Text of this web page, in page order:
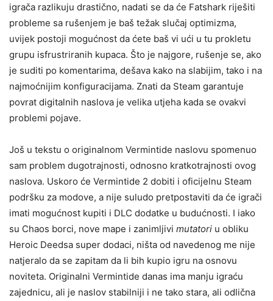
igrača razlikuju drastično, nadati se da će Fatshark riješiti
probleme sa rušenjem je baš težak slučaj optimizma,
uvijek postoji mogućnost da ćete baš vi ući u tu prokletu
grupu isfrustriranih kupaca. Što je najgore, rušenje se, ako
je suditi po komentarima, dešava kako na slabijim, tako i na
najmoćnijim konfiguracijama. Znati da Steam garantuje
povrat digitalnih naslova je velika utjeha kada se ovakvi
problemi pojave.
Još u tekstu o originalnom Vermintide naslovu spomenuo
sam problem dugotrajnosti, odnosno kratkotrajnosti ovog
naslova. Uskoro će Vermintide 2 dobiti i oficijelnu Steam
podršku za modove, a nije suludo pretpostaviti da će igrači
imati mogućnost kupiti i DLC dodatke u budućnosti. I iako
su Chaos borci, nove mape i zanimljivi mutatori u obliku
Heroic Deedsa super dodaci, ništa od navedenog me nije
natjeralo da se zapitam da li bih kupio igru na osnovu
noviteta. Originalni Vermintide danas ima manju igraću
zajednicu, ali je naslov stabilniji i ne tako stara, ali odlična